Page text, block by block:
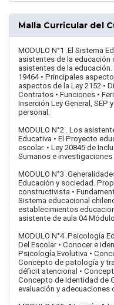
Malla Curricular del
MODULO N°1 .El Sistema
asistentes de la educación
asistentes de la
19464 • Principales
aspectos de la Ley 2152 •
Contratos • Funciones •
Inserción Ley General, SEP
personal.
MODULO N°2 . Los
Educativa • El Proyecto
escolar. • Ley 20845 de
Sumarios e
MODULO N°3
Educación y sociedad.
constructivista •
Sistema educacional
establecimientos
asistente de aula 04 Módulo
MODULO N°4 .Psicología
Del Escolar • Conocer e
Psicología Evolutiva •
Concepto de patología y
déficit atencional •
Concepto de Identidad de
evaluación y adecuaciones